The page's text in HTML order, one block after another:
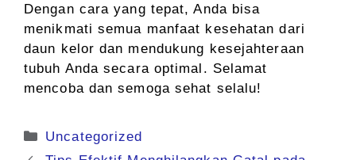
Dengan cara yang tepat, Anda bisa
menikmati semua manfaat kesehatan dari
daun kelor dan mendukung kesejahteraan
tubuh Anda secara optimal. Selamat
mencoba dan semoga sehat selalu!
Kategori
Uncategorized